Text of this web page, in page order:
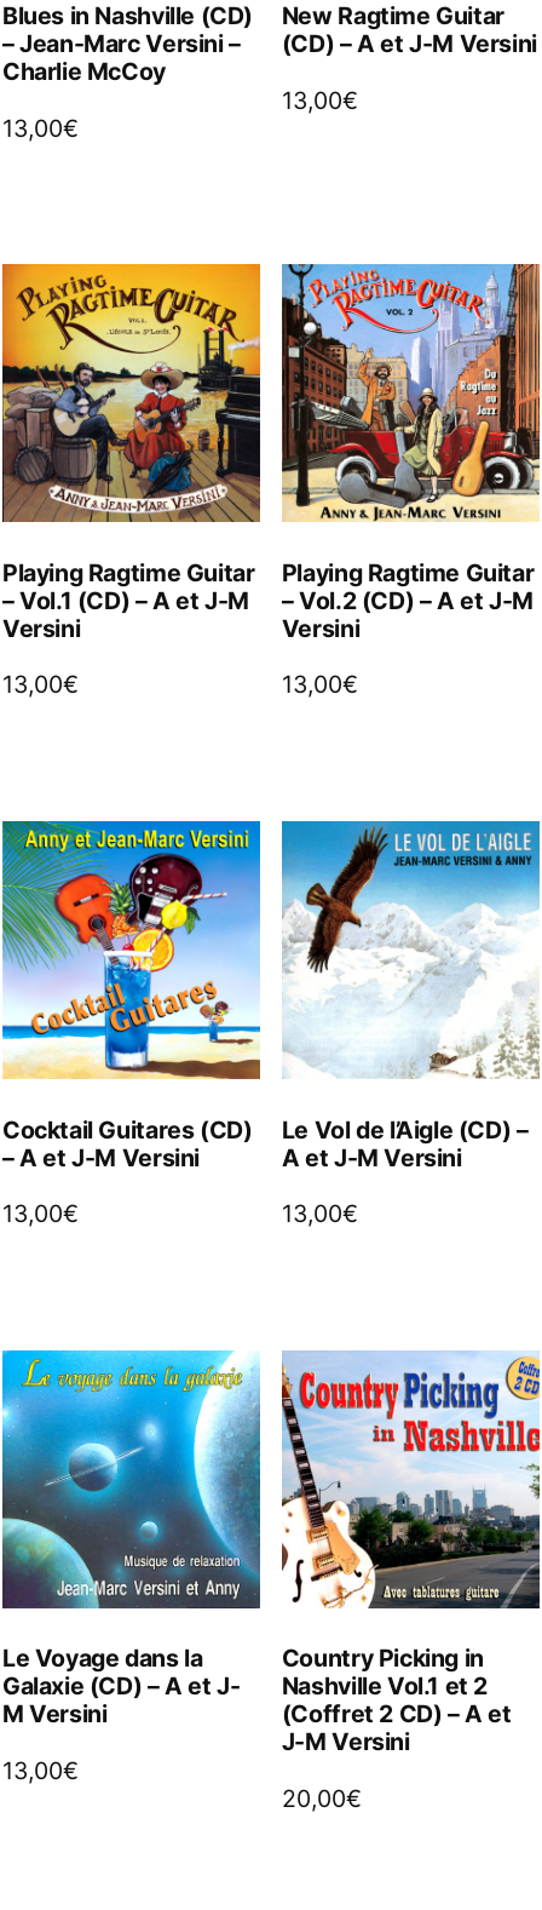
Blues in Nashville (CD)
– Jean-Marc Versini –
Charlie McCoy
13,00€
New Ragtime Guitar
(CD) – A et J-M Versini
13,00€
Playing Ragtime Guitar
– Vol.1 (CD) – A et J-M
Versini
13,00€
Playing Ragtime Guitar
– Vol.2 (CD) – A et J-M
Versini
13,00€
Cocktail Guitares (CD)
– A et J-M Versini
13,00€
Le Vol de l’Aigle (CD) –
A et J-M Versini
13,00€
Le Voyage dans la
Galaxie (CD) – A et J-
M Versini
13,00€
Country Picking in
Nashville Vol.1 et 2
(Coffret 2 CD) – A et
J-M Versini
20,00€